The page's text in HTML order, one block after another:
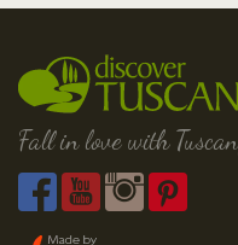
Fall in love with